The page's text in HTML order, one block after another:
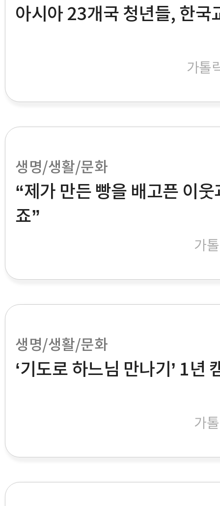
아시아 23개국 청년들, 한국
가톨
생명/생활/문화
“제가 만든 빵을 배고픈 이
죠”
가
생명/생활/문화
‘기도로 하느님 만나기’ 1년
가